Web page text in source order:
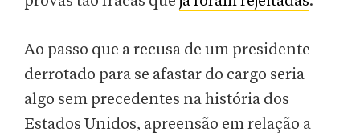
Ao passo que a recusa de um presidente
derrotado para se afastar do cargo seria
algo sem precedentes na história dos
Estados Unidos, apreensão em relação a